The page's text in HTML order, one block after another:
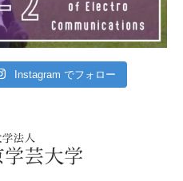
Instagram でフォロー